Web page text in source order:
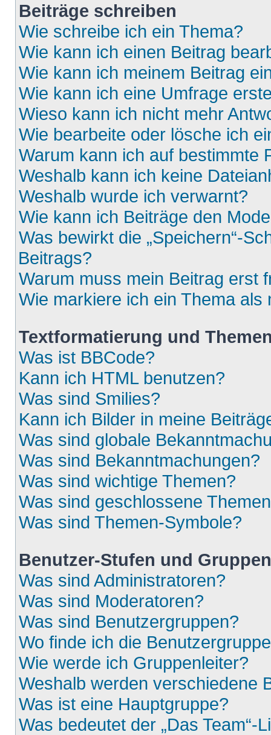
Beiträge schreiben
Wie schreibe ich ein Thema?
Wie kann ich einen Beitrag
Wie kann ich meinem Beitrag
Wie kann ich eine Umfrage
Wieso kann ich nicht mehr
Wie bearbeite oder lösche ich
Warum kann ich auf bestimmte
Weshalb kann ich keine
Weshalb wurde ich verwarnt?
Wie kann ich Beiträge den
Was bewirkt die „Speichern“-
Beitrags?
Warum muss mein Beitrag erst
Wie markiere ich ein Thema als
Textformatierung und
Was ist BBCode?
Kann ich HTML benutzen?
Was sind Smilies?
Kann ich Bilder in meine
Was sind globale
Was sind Bekanntmachungen?
Was sind wichtige Themen?
Was sind geschlossene
Was sind Themen-Symbole?
Benutzer-Stufen und Gruppen
Was sind Administratoren?
Was sind Moderatoren?
Was sind Benutzergruppen?
Wo finde ich die
Wie werde ich Gruppenleiter?
Weshalb werden verschiedene
Was ist eine Hauptgruppe?
Was bedeutet der „Das Team“-